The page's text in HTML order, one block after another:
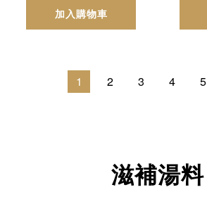
加入購物車
1 2 3 4 5
滋補湯料